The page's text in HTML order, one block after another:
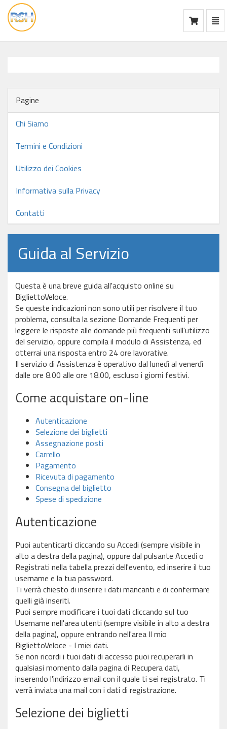
vai
alla
Pagine
Chi Siamo
Termini e Condizioni
Utilizzo dei Cookies
Informativa sulla Privacy
Contatti
Guida al Servizio
Questa è una breve guida all'acquisto online su
BigliettoVeloce.
Se queste indicazioni non sono utili per risolvere il tuo
problema, consulta la sezione Domande Frequenti per
leggere le risposte alle domande più frequenti sull'utilizzo
del servizio, oppure compila il modulo di Assistenza, ed
otterrai una risposta entro 24 ore lavorative.
Il servizio di Assistenza è operativo dal lunedì al venerdì
dalle ore 8.00 alle ore 18.00, escluso i giorni festivi.
Come acquistare on-line
Autenticazione
Selezione dei biglietti
Assegnazione posti
Carrello
Pagamento
Ricevuta di pagamento
Consegna del biglietto
Spese di spedizione
Autenticazione
Puoi autenticarti cliccando su Accedi (sempre visibile in
alto a destra della pagina), oppure dal pulsante Accedi o
Registrati nella tabella prezzi dell'evento, ed inserire il tuo
username e la tua password.
Ti verrà chiesto di inserire i dati mancanti e di confermare
quelli già inseriti.
Puoi sempre modificare i tuoi dati cliccando sul tuo
Username nell'area utenti (sempre visibile in alto a destra
della pagina), oppure entrando nell'area Il mio
BigliettoVeloce - I miei dati.
Se non ricordi i tuoi dati di accesso puoi recuperarli in
qualsiasi momento dalla pagina di Recupera dati,
inserendo l'indirizzo email con il quale ti sei registrato. Ti
verrà inviata una mail con i dati di registrazione.
Selezione dei biglietti